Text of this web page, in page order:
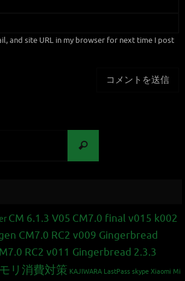
and site URL in my browser for next time I post
CM 6.1.3 V05 CM7.0 final v015 k002
CM7.0 RC2 v009 Gingerbread
RC2 v011 Gingerbread 2.3.3
リ消費対策 KAJIWARA LastPass skype Xiaomi Mi